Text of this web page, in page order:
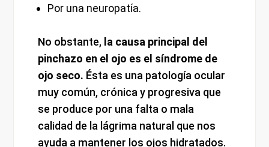
Por una neuropatía.
No obstante, la causa principal del
pinchazo en el ojo es el síndrome de
ojo seco. Ésta es una patología ocular
muy común, crónica y progresiva que
se produce por una falta o mala
calidad de la lágrima natural que nos
ayuda a mantener los ojos hidratados.